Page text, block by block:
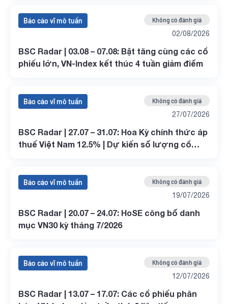
Báo cáo vĩ mô tuần Không có đánh giá
02/08/2026
BSC Radar | 03.08 – 07.08: Bật tăng cùng các cổ
phiếu lớn, VN-Index kết thúc 4 tuần giảm điểm
Báo cáo vĩ mô tuần Không có đánh giá
27/07/2026
BSC Radar | 27.07 – 31.07: Hoa Kỳ chính thức áp
thuế Việt Nam 12.5% | Dự kiến số lượng cổ
Báo cáo vĩ mô tuần Không có đánh giá
19/07/2026
BSC Radar | 20.07 – 24.07: HoSE công bố danh
mục VN30 kỳ tháng 7/2026
Báo cáo vĩ mô tuần Không có đánh giá
12/07/2026
BSC Radar | 13.07 – 17.07: Các cổ phiếu phân